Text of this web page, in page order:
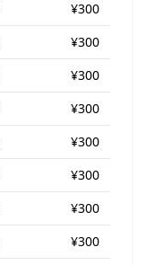
¥300
¥300
¥300
¥300
¥300
¥300
¥300
¥300